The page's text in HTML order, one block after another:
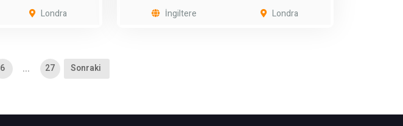
Londra İngiltere Londra
6 ... 27 Sonraki